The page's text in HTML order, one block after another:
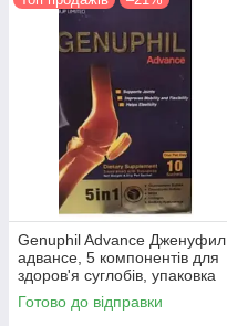
Genuphil Advance Дженуфил
адвансе, 5 компонентів для
здоров'я суглобів, упаковка
10саше Єгипет
Готово до відправки